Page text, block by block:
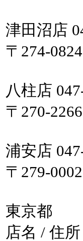
津田沼店
〒274-
八柱店
〒270-
浦安店
〒279-
東京都
店名 / 住